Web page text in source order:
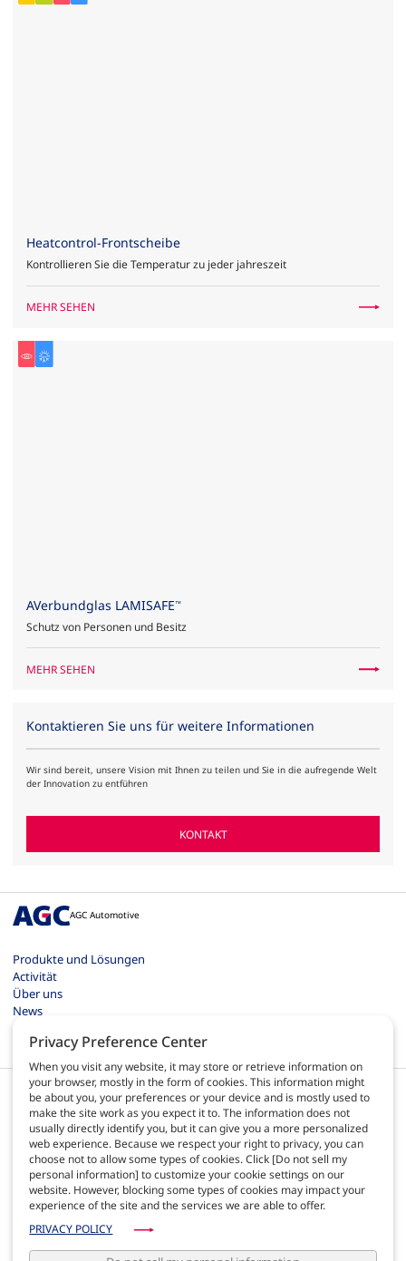
Heatcontrol-Frontscheibe
Kontrollieren Sie die Temperatur zu jeder jahreszeit
MEHR SEHEN
AVerbundglas LAMISAFE™
Schutz von Personen und Besitz
MEHR SEHEN
Kontaktieren Sie uns für weitere Informationen
Wir sind bereit, unsere Vision mit Ihnen zu teilen und Sie in die aufregende Welt
der Innovation zu entführen
KONTAKT
AGC Automotive
Produkte und Lösungen
Activität
Über uns
News
Karriere
Datenschutzrichtlinie
Sitemap
AGC Automotive Americas documents
Privacy Preference Center
When you visit any website, it may store or retrieve information on
your browser, mostly in the form of cookies. This information might
be about you, your preferences or your device and is mostly used to
make the site work as you expect it to. The information does not
usually directly identify you, but it can give you a more personalized
web experience. Because we respect your right to privacy, you can
choose not to allow some types of cookies. Click [Do not sell my
personal information] to customize your cookie settings on our
website. However, blocking some types of cookies may impact your
experience of the site and the services we are able to offer.
PRIVACY POLICY